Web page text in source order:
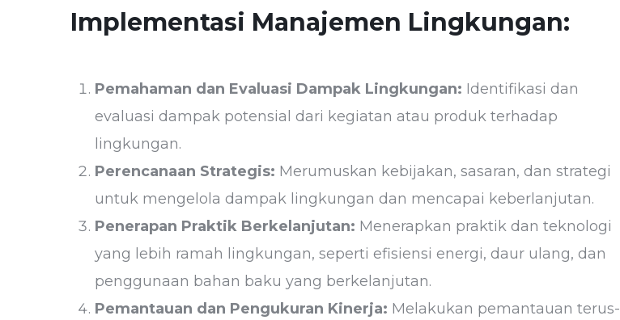
Implementasi Manajemen Lingkungan:
Pemahaman dan Evaluasi Dampak Lingkungan: Identifikasi dan
evaluasi dampak potensial dari kegiatan atau produk terhadap
lingkungan.
Perencanaan Strategis: Merumuskan kebijakan, sasaran, dan strategi
untuk mengelola dampak lingkungan dan mencapai keberlanjutan.
Penerapan Praktik Berkelanjutan: Menerapkan praktik dan teknologi
yang lebih ramah lingkungan, seperti efisiensi energi, daur ulang, dan
penggunaan bahan baku yang berkelanjutan.
Pemantauan dan Pengukuran Kinerja: Melakukan pemantauan terus-